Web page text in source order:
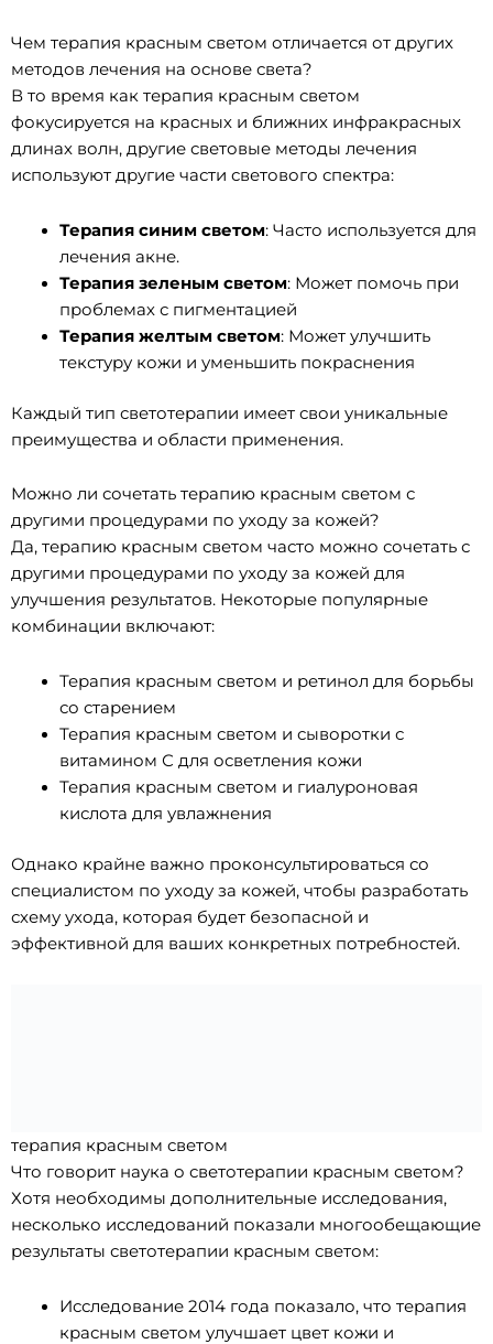
Чем терапия красным светом отличается от других
методов лечения на основе света?
В то время как терапия красным светом
фокусируется на красных и ближних инфракрасных
длинах волн, другие световые методы лечения
используют другие части светового спектра:
Терапия синим светом: Часто используется для
лечения акне.
Терапия зеленым светом: Может помочь при
проблемах с пигментацией
Терапия желтым светом: Может улучшить
текстуру кожи и уменьшить покраснения
Каждый тип светотерапии имеет свои уникальные
преимущества и области применения.
Можно ли сочетать терапию красным светом с
другими процедурами по уходу за кожей?
Да, терапию красным светом часто можно сочетать с
другими процедурами по уходу за кожей для
улучшения результатов. Некоторые популярные
комбинации включают:
Терапия красным светом и ретинол для борьбы
со старением
Терапия красным светом и сыворотки с
витамином С для осветления кожи
Терапия красным светом и гиалуроновая
кислота для увлажнения
Однако крайне важно проконсультироваться со
специалистом по уходу за кожей, чтобы разработать
схему ухода, которая будет безопасной и
эффективной для ваших конкретных потребностей.
терапия красным светом
Что говорит наука о светотерапии красным светом?
Хотя необходимы дополнительные исследования,
несколько исследований показали многообещающие
результаты светотерапии красным светом:
Исследование 2014 года показало, что терапия
красным светом улучшает цвет кожи и